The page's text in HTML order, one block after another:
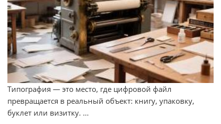
Типография — это место, где цифровой файл
превращается в реальный объект: книгу, упаковку,
буклет или визитку. ...